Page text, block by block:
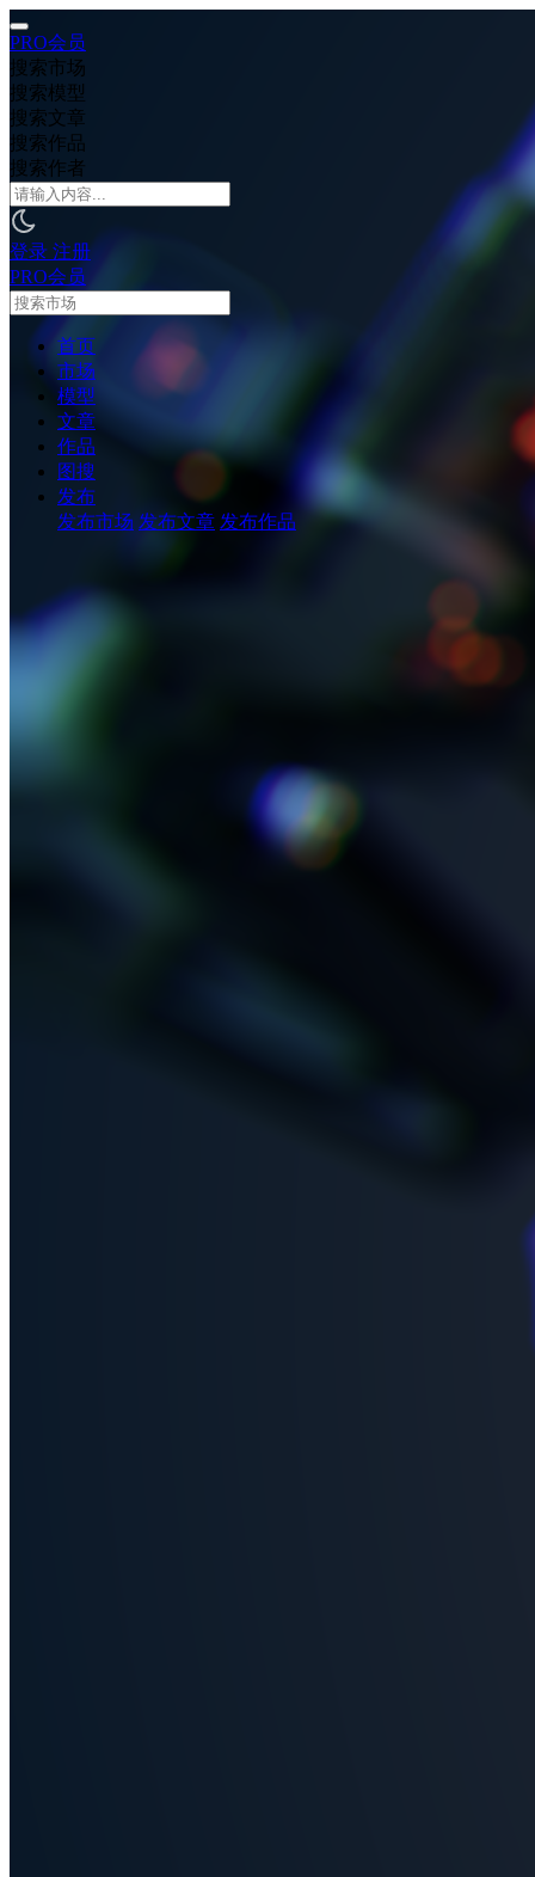
PRO会员
搜索市场
搜索模型
搜索文章
搜索作品
搜索作者
登录 注册
PRO会员
首页
市场
模型
文章
作品
图搜
发布
发布市场 发布文章 发布作品